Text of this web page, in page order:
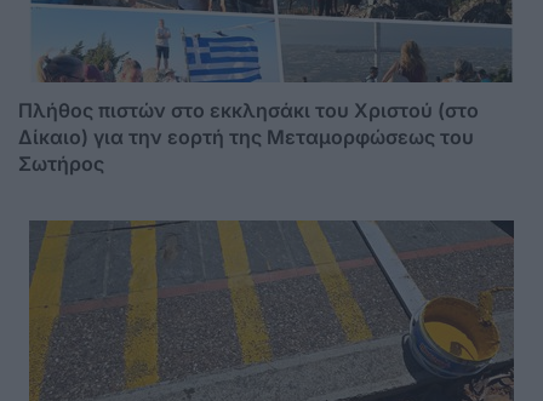
Πλήθος πιστών στο εκκλησάκι του Χριστού (στο
Δίκαιο) για την εορτή της Μεταμορφώσεως του
Σωτήρος